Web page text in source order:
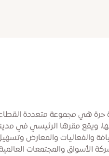
هي مجموعة متعددة
لها، ويقع مقرها الرئيسي في
والفعاليات والمعارض وتسهيل
الأسواق والمجتمعات